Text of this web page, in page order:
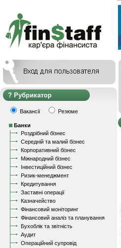
Рубрикатор
Вакансії Резюме
Банки
Роздрібний бізнес
Середній та малий бізнес
Корпоративний бізнес
Міжнародний бізнес
Інвестиційний бізнес
Ризик-менеджмент
Кредитування
Заставні операції
Казначейство
Фінансовий моніторинг
Фінансовий аналіз та планування
Бухоблік та звітність
Аудит
Операційний супровід